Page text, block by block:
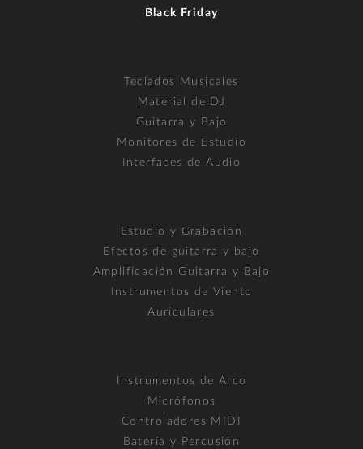
Black Friday
Teclados Musicales
Material de DJ
Guitarra y Bajo
Monitores de Estudio
Interfaces de Audio
Estudio y Grabación
Efectos de guitarra y bajo
Amplificación Guitarra y Bajo
Instrumentos de Viento
Auriculares
Instrumentos de Arco
Micrófonos
Controladores MIDI
Batería y Percusión